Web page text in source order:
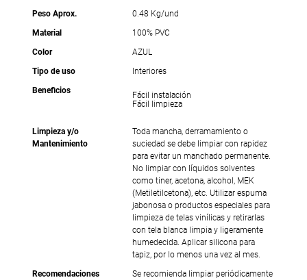
Peso Aprox.
0.48 Kg/und
Material
100% PVC
Color
AZUL
Tipo de uso
Interiores
Beneficios
Fácil instalación
Fácil limpieza
Limpieza y/o
Mantenimiento
Toda mancha, derramamiento o
suciedad se debe limpiar con rapidez
para evitar un manchado permanente.
No limpiar con líquidos solventes
como tiner, acetona, alcohol, MEK
(Metiletilcetona), etc. Utilizar espuma
jabonosa o productos especiales para
limpieza de telas vinílicas y retirarlas
con tela blanca limpia y ligeramente
humedecida. Aplicar silicona para
tapiz, por lo menos una vez al mes.
Recomendaciones
Se recomienda limpiar periódicamente